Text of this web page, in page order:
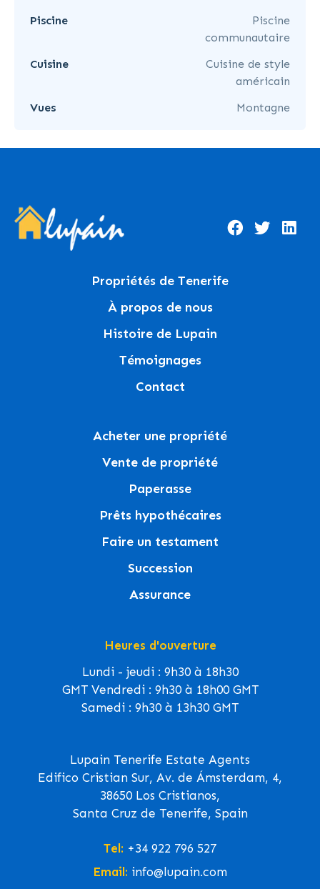
Piscine
Piscine
communautaire
Cuisine
Cuisine de style
américain
Vues
Montagne
Propriétés de Tenerife
À propos de nous
Histoire de Lupain
Témoignages
Contact
Acheter une propriété
Vente de propriété
Paperasse
Prêts hypothécaires
Faire un testament
Succession
Assurance
Heures d'ouverture
Lundi - jeudi : 9h30 à 18h30
GMT Vendredi : 9h30 à 18h00 GMT
Samedi : 9h30 à 13h30 GMT
Lupain Tenerife Estate Agents
Edifico Cristian Sur, Av. de Ámsterdam, 4,
38650 Los Cristianos,
Santa Cruz de Tenerife, Spain
Tel: +34 922 796 527
Email: info@lupain.com